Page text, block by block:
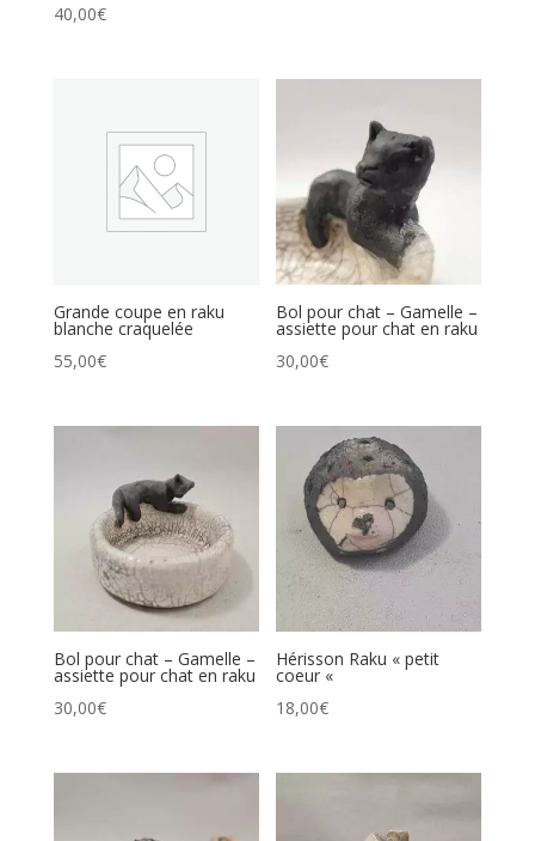
40,00€
Grande coupe en raku
blanche craquelée
55,00€
Bol pour chat – Gamelle –
assiette pour chat en raku
30,00€
Bol pour chat – Gamelle –
assiette pour chat en raku
30,00€
Hérisson Raku « petit
coeur «
18,00€